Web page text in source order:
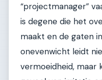
“projectmanager”
is degene die het
maakt en de gaten
onevenwicht leidt
vermoeidheid, maar